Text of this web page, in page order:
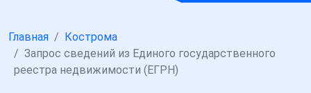
Главная
Кострома
Запрос сведений из Единого государственного
реестра недвижимости (ЕГРН)